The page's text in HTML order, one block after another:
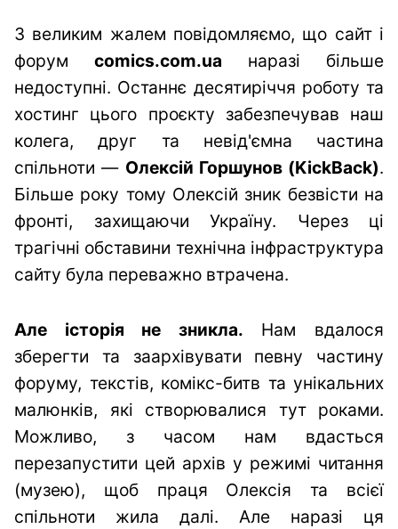
З великим жалем повідомляємо, що сайт і
форум comics.com.ua наразі більше
недоступні. Останнє десятиріччя роботу та
хостинг цього проєкту забезпечував наш
колега, друг та невід'ємна частина
спільноти — Олексій Горшунов (KickBack).
Більше року тому Олексій зник безвісти на
фронті, захищаючи Україну. Через ці
трагічні обставини технічна інфраструктура
сайту була переважно втрачена.
Але історія не зникла. Нам вдалося
зберегти та заархівувати певну частину
форуму, текстів, комікс-битв та унікальних
малюнків, які створювалися тут роками.
Можливо, з часом нам вдасться
перезапустити цей архів у режимі читання
(музею), щоб праця Олексія та всієї
спільноти жила далі. Але наразі ця